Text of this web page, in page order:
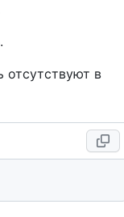
в